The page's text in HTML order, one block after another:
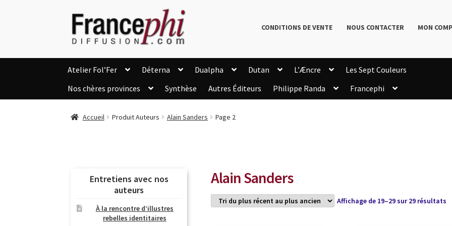
Aller
la
Aller
au
contenu
CONDITIONS DE VENTE NOUS CONTACTER MON
Atelier Fol’Fer Déterna Dualpha Dutan L’Æncre
Les Sept Couleurs
Nos chères provinces
Synthèse Autres Éditeurs Philippe Randa
Francephi
Accueil Produit Auteurs Alain Sanders Page 2
Alain Sanders
Affichage de 19–29 sur 29 résultats
Entretiens avec nos
auteurs
À la rencontre d’illustres
rebelles identitaires